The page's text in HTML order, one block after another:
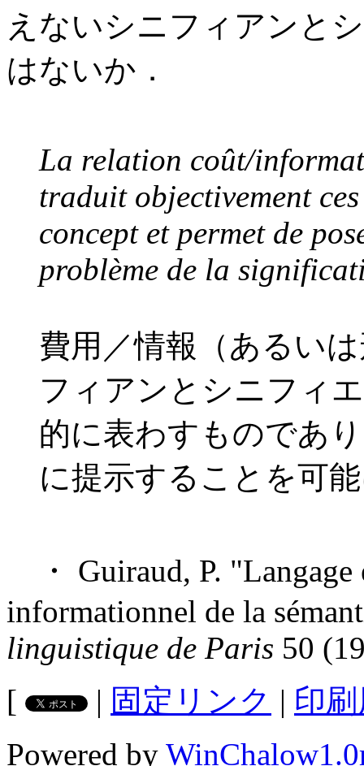
えないシニフィアンと
はないか．
La relation coût/
traduit objectivement
concept et permet de
problème de la
費用／情報（あるい
フィアンとシニフィ
的に表わすものであ
に提示することを可
・ Guiraud, P. "Langage
informationnel de la
linguistique de Paris 50
[
| 固定リンク | 印
Powered by